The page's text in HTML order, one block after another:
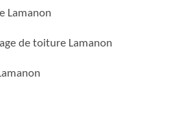
Lamanon
de toiture Lamanon